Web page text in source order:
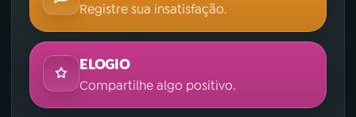
Registre sua insatisfação.
ELOGIO
Compartilhe algo positivo.